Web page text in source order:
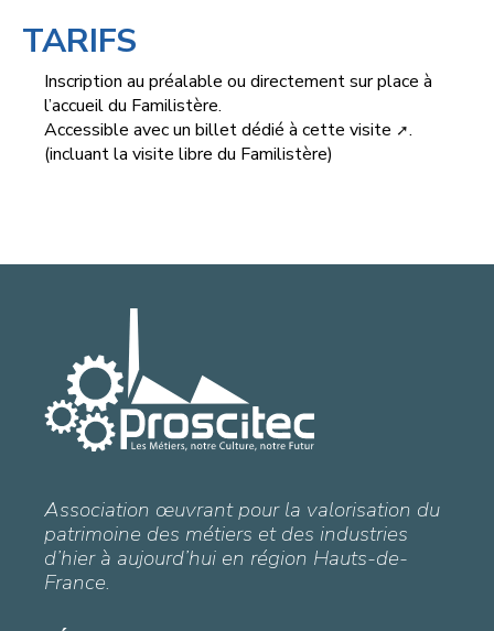
TARIFS
Inscription au préalable ou directement sur place à
l’accueil du Familistère.
Accessible avec un billet dédié à cette visite
.
(incluant la visite libre du Familistère)
Association œuvrant pour la valorisation du
patrimoine des métiers et des industries
d’hier à aujourd’hui en région Hauts-de-
France.